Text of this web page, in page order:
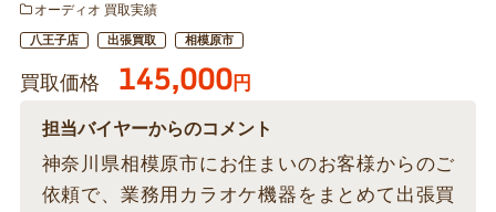
オーディオ 買取実績
八王子店 出張買取 相模原市
買取価格 145,000円
担当バイヤーからのコメント
神奈川県相模原市にお住まいのお客様からのご
依頼で、業務用カラオケ機器をまとめて出張買